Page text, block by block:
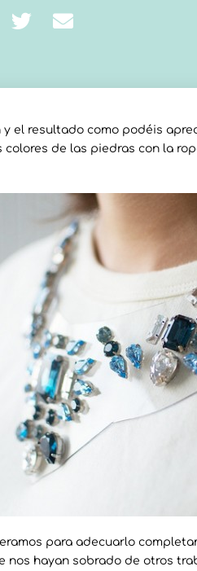
el resultado como podéis
de las piedras con la
para adecuarlo
hayan sobrado de otros